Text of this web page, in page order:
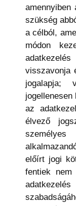
amennyiben
szükség
a célból,
módon
visszavonja
jogalapja;
az
élvező
előírt jogi
fentiek nem
adatkezelés